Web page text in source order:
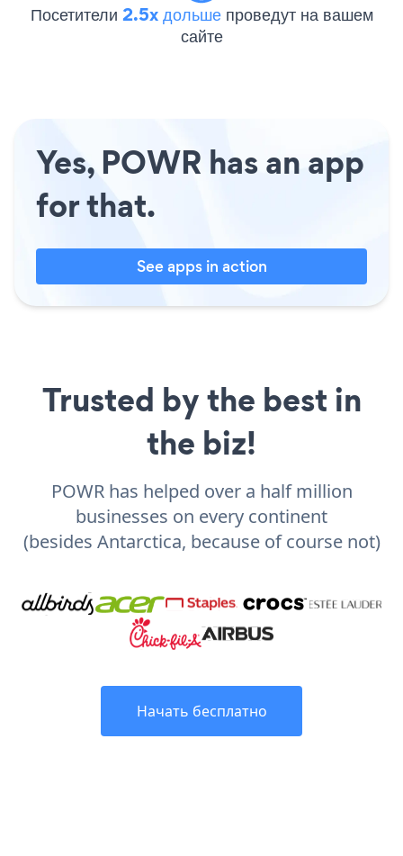
Посетители 2.5x дольше проведут на вашем
сайте
Yes, POWR has an app
for that.
See apps in action
Trusted by the best in
the biz!
POWR has helped over a half million
businesses on every continent
(besides Antarctica, because of course not)
Начать бесплатно